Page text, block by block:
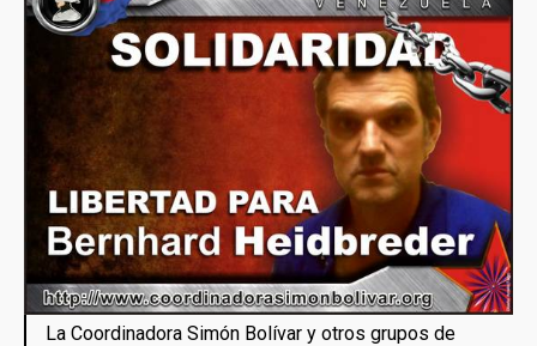
La Coordinadora Simón Bolívar y otros grupos de